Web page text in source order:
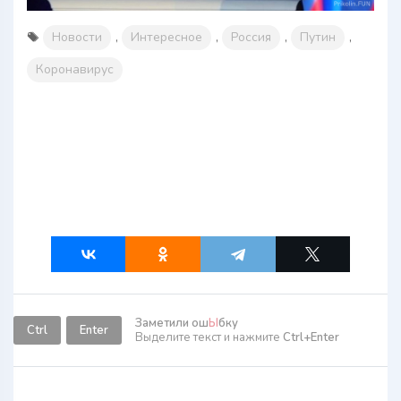
Новости , Интересное , Россия , Путин
,
Коронавирус
Ctrl Enter Заметили ошЫбку
Выделите текст и нажмите Ctrl+Enter